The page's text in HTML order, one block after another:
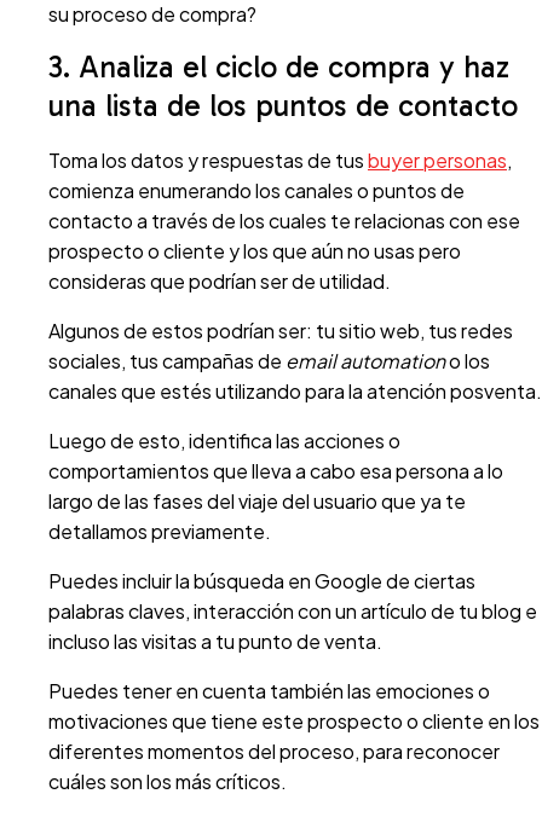
su proceso de compra?
3. Analiza el ciclo de compra y haz
una lista de los puntos de contacto
Toma los datos y respuestas de tusbuyer personas,
comienza enumerando los canales o puntos de
contacto a través de los cuales te relacionas con ese
prospecto o cliente y los que aún no usas pero
consideras que podrían ser de utilidad.
Algunos de estos podrían ser: tu sitio web, tus redes
sociales, tus campañas de email automationo los
canales que estés utilizando para la atención posventa.
Luego de esto, identifica las acciones o
comportamientos que lleva a cabo esa persona a lo
largo de las fases del viaje del usuario que ya te
detallamos previamente.
Puedes incluir la búsqueda en Google de ciertas
palabras claves, interacción con un artículo de tu blog e
incluso las visitas a tu punto de venta.
Puedes tener en cuenta también las emociones o
motivaciones que tiene este prospecto o cliente en los
diferentes momentos del proceso, para reconocer
cuáles son los más críticos.